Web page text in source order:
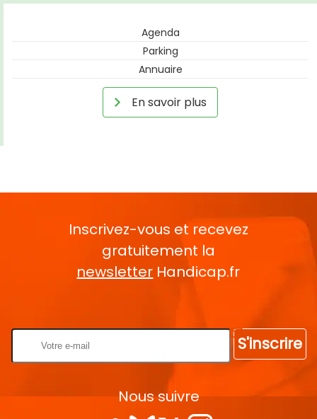
Agenda
Parking
Annuaire
En savoir plus
Inscrivez-vous et recevez
gratuitement la
newsletter Handicap.fr
S'inscrire
Nous suivre